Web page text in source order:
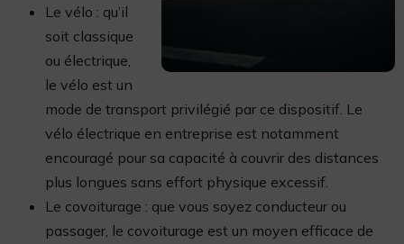
Le vélo : qu’il
soit classique
ou électrique,
le vélo est un
mode de transport privilégié par ce dispositif. Le
vélo électrique en entreprise est notamment
encouragé pour sa capacité à couvrir des distances
plus longues sans effort physique excessif.
Le covoiturage : que vous soyez conducteur ou
passager, le covoiturage est un moyen efficace de